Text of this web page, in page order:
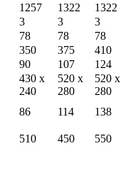
1257 1322
1322
3 3
3
78 78
78
350 375
410
90 107
124
430 x
240
520 x
280
520 x
280
86 114
138
510 450 550